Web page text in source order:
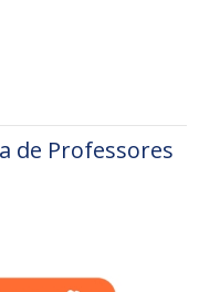
de Professores